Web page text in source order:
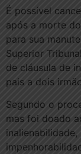
É possível
após a morte
para sua
Superior
de cláusula de
pais a dois
Segundo o
mas foi doado